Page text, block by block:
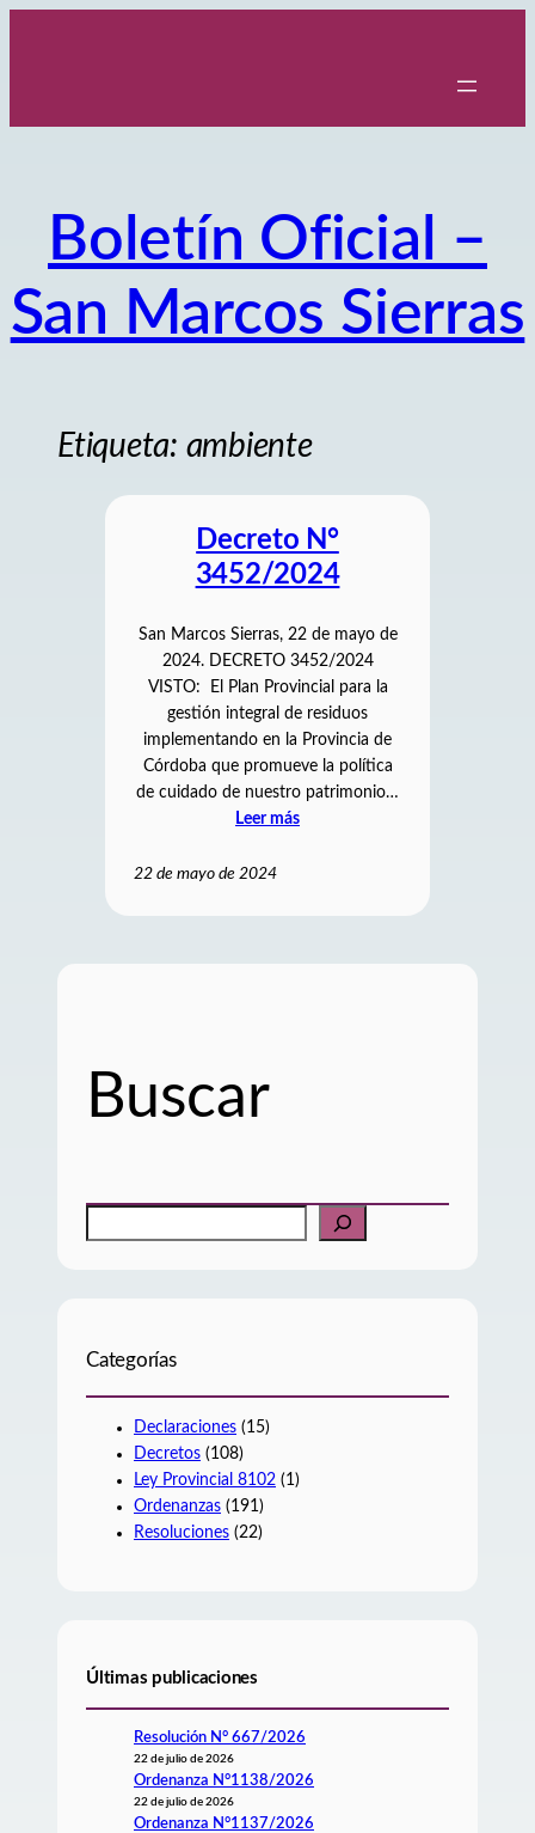
Boletín Oficial –
San Marcos Sierras
Etiqueta: ambiente
Decreto N°
3452/2024
San Marcos Sierras, 22 de mayo de
2024. DECRETO 3452/2024
VISTO: El Plan Provincial para la
gestión integral de residuos
implementando en la Provincia de
Córdoba que promueve la política
de cuidado de nuestro patrimonio…
Leer más
22 de mayo de 2024
Buscar
u
r
Categorías
Declaraciones (15)
Decretos (108)
Ley Provincial 8102 (1)
Ordenanzas (191)
Resoluciones (22)
Últimas publicaciones
Resolución N° 667/2026
22 de julio de 2026
Ordenanza N°1138/2026
22 de julio de 2026
Ordenanza N°1137/2026